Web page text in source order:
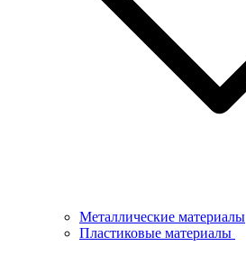
Металлические материалы
Пластиковые материалы